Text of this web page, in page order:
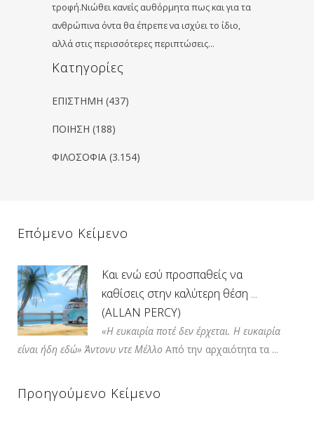
τροφή.Νιώθει κανείς αυθόρμητα πως και για τα
ανθρώπινα όντα θα έπρεπε να ισχύει το ίδιο,
αλλά στις περισσότερες περιπτώσεις…
Kατηγορίες
ΕΠΙΣΤΗΜΗ (437)
ΠΟΙΗΣΗ (188)
ΦΙΛΟΣΟΦΙΑ (3.154)
Επόμενο Κείμενο
Και ενώ εσύ προσπαθείς να
καθίσεις στην καλύτερη θέση ...
(ALLAN PERCY)
«Η ευκαιρία ποτέ δεν έρχεται. Η ευκαιρία
είναι ήδη εδώ» Άντονυ ντε Μέλλο Από την αρχαιότητα τα ...
Προηγούμενο Κείμενο